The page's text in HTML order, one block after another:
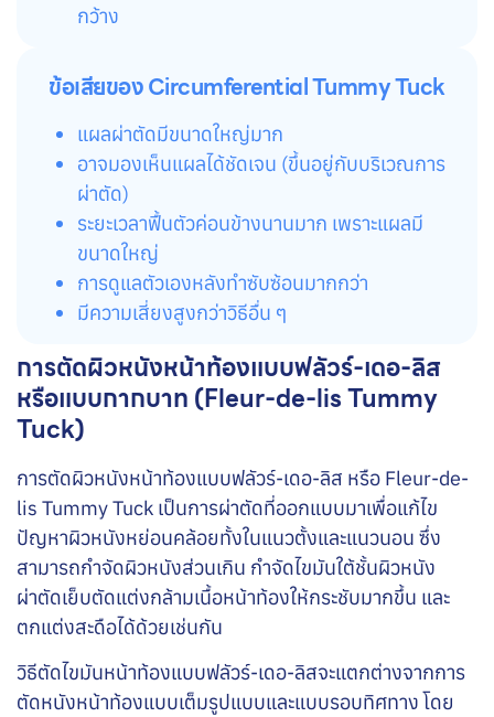
กว้าง
ข้อเสียของ Circumferential Tummy Tuck
แผลผ่าตัดมีขนาดใหญ่มาก
อาจมองเห็นแผลได้ชัดเจน (ขึ้นอยู่กับบริเวณการ
ผ่าตัด)
ระยะเวลาฟื้นตัวค่อนข้างนานมาก เพราะแผลมี
ขนาดใหญ่
การดูแลตัวเองหลังทำซับซ้อนมากกว่า
มีความเสี่ยงสูงกว่าวิธีอื่น ๆ
การตัดผิวหนังหน้าท้องแบบฟลัวร์-เดอ-ลิส
หรือแบบกากบาท (Fleur-de-lis Tummy
Tuck)
การตัดผิวหนังหน้าท้องแบบฟลัวร์-เดอ-ลิส หรือ Fleur-de-
lis Tummy Tuck เป็นการผ่าตัดที่ออกแบบมาเพื่อแก้ไข
ปัญหาผิวหนังหย่อนคล้อยทั้งในแนวตั้งและแนวนอน ซึ่ง
สามารถกำจัดผิวหนังส่วนเกิน กำจัดไขมันใต้ชั้นผิวหนัง
ผ่าตัดเย็บตัดแต่งกล้ามเนื้อหน้าท้องให้กระชับมากขึ้น และ
ตกแต่งสะดือได้ด้วยเช่นกัน
วิธีตัดไขมันหน้าท้องแบบฟลัวร์-เดอ-ลิสจะแตกต่างจากการ
ตัดหนังหน้าท้องแบบเต็มรูปแบบและแบบรอบทิศทาง โดย